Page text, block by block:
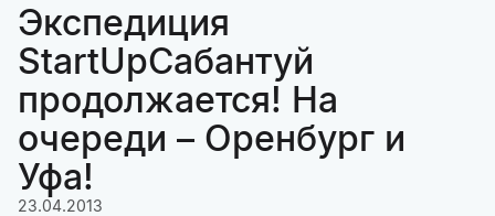
Экспедиция
StartUpСабантуй
продолжается! На
очереди – Оренбург и
Уфа!
23.04.2013